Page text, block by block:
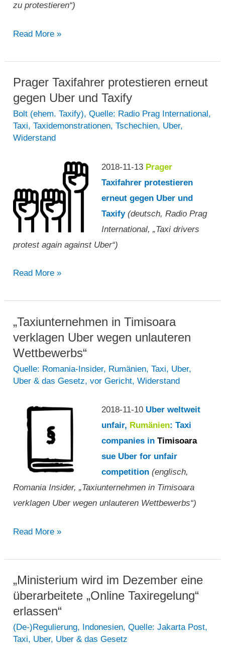
zu protestieren“)
„Jordanische
unterbrechen
den
Dienst,
um
gegen
Apps
zu
protestieren“
Read More »
Prager Taxifahrer protestieren erneut
gegen Uber und Taxify
Bolt (ehem. Taxify),Quelle: Radio Prag International,
Taxi,Taxidemonstrationen,Tschechien, Uber,
Widerstand
2018-11-13 Prager
Taxifahrer protestieren
erneut gegen Uber und
Taxify (deutsch, Radio Prag
International, „Taxi drivers
protest again against Uber“)
Prager
protestieren
erneut
gegen
Uber
und
Taxify
Read More »
„Taxiunternehmen in Timisoara
verklagen Uber wegen unlauteren
Wettbewerbs“
Quelle: Romania-Insider, Rumänien,Taxi, Uber,
Uber & das Gesetz,vor Gericht,Widerstand
2018-11-10 Uber weltweit
unfair, Rumänien: Taxi
companies in Timisoara
sue Uber for unfair
competition (englisch,
Romania Insider, „Taxiunternehmen in Timisoara
verklagen Uber wegen unlauteren Wettbewerbs“)
„Taxiunternehmen
Timisoara
verklagen
Uber
wegen
unlauteren
Wettbewerbs“
Read More »
„Ministerium wird im Dezember eine
überarbeitete „Online Taxiregelung“
erlassen“
(De-)Regulierung, Indonesien,Quelle: Jakarta Post,
Taxi, Uber, Uber & das Gesetz